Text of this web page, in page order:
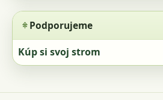
Podporujeme
Kúp si svoj strom